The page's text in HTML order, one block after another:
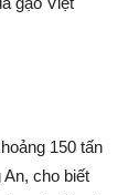
150 tấn
cho biết